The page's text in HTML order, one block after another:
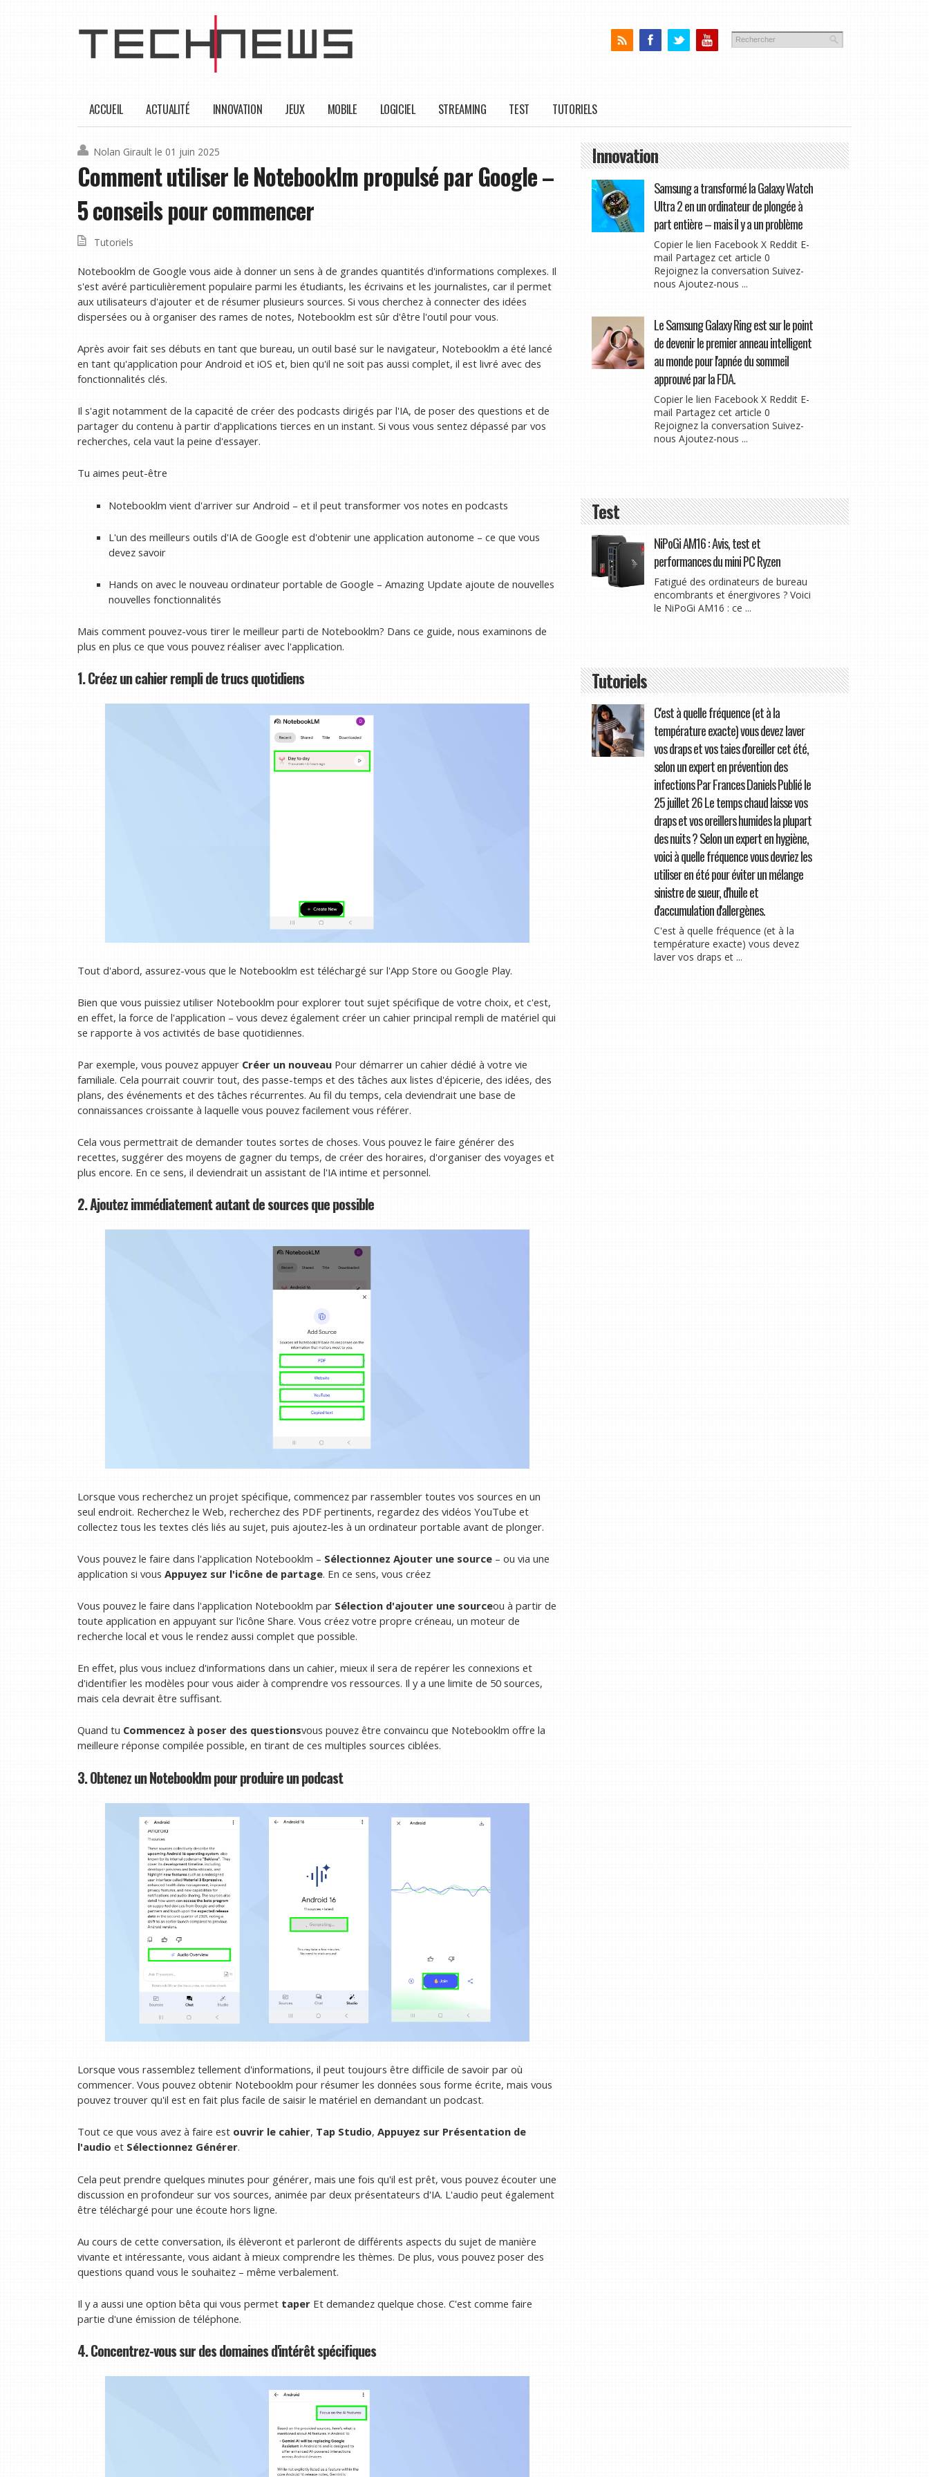
ACCUEIL ACTUALITÉ INNOVATION JEUX MOBILE LOGICIEL STREAMING TEST TUTORIELS
Nolan Girault le 01 juin 2025
Comment utiliser le Notebooklm propulsé par Google –
5 conseils pour commencer
Tutoriels
Notebooklm de Google vous aide à donner un sens à de grandes quantités d'informations complexes. Il
s'est avéré particulièrement populaire parmi les étudiants, les écrivains et les journalistes, car il permet
aux utilisateurs d'ajouter et de résumer plusieurs sources. Si vous cherchez à connecter des idées
dispersées ou à organiser des rames de notes, Notebooklm est sûr d'être l'outil pour vous.
Après avoir fait ses débuts en tant que bureau, un outil basé sur le navigateur, Notebooklm a été lancé
en tant qu'application pour Android et iOS et, bien qu'il ne soit pas aussi complet, il est livré avec des
fonctionnalités clés.
Il s'agit notamment de la capacité de créer des podcasts dirigés par l'IA, de poser des questions et de
partager du contenu à partir d'applications tierces en un instant. Si vous vous sentez dépassé par vos
recherches, cela vaut la peine d'essayer.
Tu aimes peut-être
Notebooklm vient d'arriver sur Android – et il peut transformer vos notes en podcasts
L'un des meilleurs outils d'IA de Google est d'obtenir une application autonome – ce que vous
devez savoir
Hands on avec le nouveau ordinateur portable de Google – Amazing Update ajoute de nouvelles
nouvelles fonctionnalités
Mais comment pouvez-vous tirer le meilleur parti de Notebooklm? Dans ce guide, nous examinons de
plus en plus ce que vous pouvez réaliser avec l'application.
1. Créez un cahier rempli de trucs quotidiens
Tout d'abord, assurez-vous que le Notebooklm est téléchargé sur l'App Store ou Google Play.
Bien que vous puissiez utiliser Notebooklm pour explorer tout sujet spécifique de votre choix, et c'est,
en effet, la force de l'application – vous devez également créer un cahier principal rempli de matériel qui
se rapporte à vos activités de base quotidiennes.
Par exemple, vous pouvez appuyer Créer un nouveau Pour démarrer un cahier dédié à votre vie
familiale. Cela pourrait couvrir tout, des passe-temps et des tâches aux listes d'épicerie, des idées, des
plans, des événements et des tâches récurrentes. Au fil du temps, cela deviendrait une base de
connaissances croissante à laquelle vous pouvez facilement vous référer.
Cela vous permettrait de demander toutes sortes de choses. Vous pouvez le faire générer des
recettes, suggérer des moyens de gagner du temps, de créer des horaires, d'organiser des voyages et
plus encore. En ce sens, il deviendrait un assistant de l'IA intime et personnel.
2. Ajoutez immédiatement autant de sources que possible
Lorsque vous recherchez un projet spécifique, commencez par rassembler toutes vos sources en un
seul endroit. Recherchez le Web, recherchez des PDF pertinents, regardez des vidéos YouTube et
collectez tous les textes clés liés au sujet, puis ajoutez-les à un ordinateur portable avant de plonger.
Vous pouvez le faire dans l'application Notebooklm – Sélectionnez Ajouter une source – ou via une
application si vous Appuyez sur l'icône de partage. En ce sens, vous créez
Vous pouvez le faire dans l'application Notebooklm par Sélection d'ajouter une sourceou à partir de
toute application en appuyant sur l'icône Share. Vous créez votre propre créneau, un moteur de
recherche local et vous le rendez aussi complet que possible.
En effet, plus vous incluez d'informations dans un cahier, mieux il sera de repérer les connexions et
d'identifier les modèles pour vous aider à comprendre vos ressources. Il y a une limite de 50 sources,
mais cela devrait être suffisant.
Quand tu Commencez à poser des questionsvous pouvez être convaincu que Notebooklm offre la
meilleure réponse compilée possible, en tirant de ces multiples sources ciblées.
3. Obtenez un Notebooklm pour produire un podcast
Lorsque vous rassemblez tellement d'informations, il peut toujours être difficile de savoir par où
commencer. Vous pouvez obtenir Notebooklm pour résumer les données sous forme écrite, mais vous
pouvez trouver qu'il est en fait plus facile de saisir le matériel en demandant un podcast.
Tout ce que vous avez à faire est ouvrir le cahier, Tap Studio, Appuyez sur Présentation de
l'audio et Sélectionnez Générer.
Cela peut prendre quelques minutes pour générer, mais une fois qu'il est prêt, vous pouvez écouter une
discussion en profondeur sur vos sources, animée par deux présentateurs d'IA. L'audio peut également
être téléchargé pour une écoute hors ligne.
Au cours de cette conversation, ils élèveront et parleront de différents aspects du sujet de manière
vivante et intéressante, vous aidant à mieux comprendre les thèmes. De plus, vous pouvez poser des
questions quand vous le souhaitez – même verbalement.
Il y a aussi une option bêta qui vous permet taper Et demandez quelque chose. C'est comme faire
partie d'une émission de téléphone.
4. Concentrez-vous sur des domaines d'intérêt spécifiques
Innovation
Samsung a transformé la Galaxy Watch
Ultra 2 en un ordinateur de plongée à
part entière – mais il y a un problème
Copier le lien Facebook X Reddit E-
mail Partagez cet article 0
Rejoignez la conversation Suivez-
nous Ajoutez-nous ...
Le Samsung Galaxy Ring est sur le point
de devenir le premier anneau intelligent
au monde pour l'apnée du sommeil
approuvé par la FDA.
Copier le lien Facebook X Reddit E-
mail Partagez cet article 0
Rejoignez la conversation Suivez-
nous Ajoutez-nous ...
Test
NiPoGi AM16 : Avis, test et
performances du mini PC Ryzen
Fatigué des ordinateurs de bureau
encombrants et énergivores ? Voici
le NiPoGi AM16 : ce ...
Tutoriels
C'est à quelle fréquence (et à la
température exacte) vous devez laver
vos draps et vos taies d'oreiller cet été,
selon un expert en prévention des
infections Par Frances Daniels Publié le
25 juillet 26 Le temps chaud laisse vos
draps et vos oreillers humides la plupart
des nuits ? Selon un expert en hygiène,
voici à quelle fréquence vous devriez les
utiliser en été pour éviter un mélange
sinistre de sueur, d'huile et
d'accumulation d'allergènes.
C'est à quelle fréquence (et à la
température exacte) vous devez
laver vos draps et ...